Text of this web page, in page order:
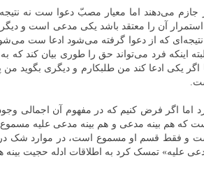
می‌دهند اما معیار مصبّ دعوا ست نه
استمرار آن را معتقد باشد یکی مدعی است و
که از دعوا گرفته می‌شود ادعا ست
اینکه فرد می‌تواند حق را طوری بیان کند که
اگر یکی ادعا کند من طلبکارم و دیگری
اما اگر فرض کنیم که در مفهوم آن
است که هم بینه مدعی و هم بینه مدعی
و فقط قسم او مسموع است، در موارد شک
علیه» تمسک کرد به اطلاقات ادله حجیت